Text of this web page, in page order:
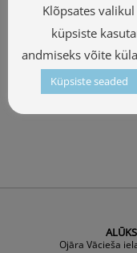
+371
Google Maps
Ojāra Vācieša
Klõpsates
küpsiste
andmiseks võite
Küpsiste seaded